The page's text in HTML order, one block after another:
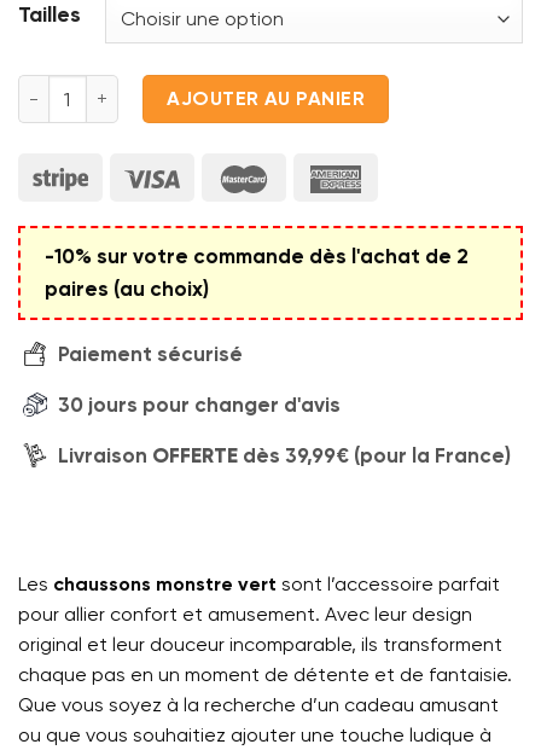
Tailles
quantité de Chaussons monstre vert
AJOUTER AU PANIER
-10% sur votre commande dès l'achat de 2
paires (au choix)
Paiement sécurisé
30 jours pour changer d'avis
Livraison OFFERTE dès 39,99€ (pour la France)
Les chaussons monstre vert sont l’accessoire parfait
pour allier confort et amusement. Avec leur design
original et leur douceur incomparable, ils transforment
chaque pas en un moment de détente et de fantaisie.
Que vous soyez à la recherche d’un cadeau amusant
ou que vous souhaitiez ajouter une touche ludique à